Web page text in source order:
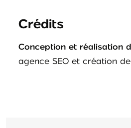
Crédits
Conception et réalisation
agence SEO et création